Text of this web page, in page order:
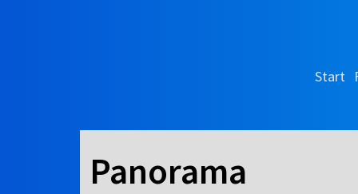
Start
Panorama